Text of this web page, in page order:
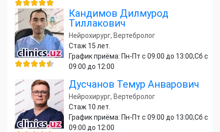
Кандимов Дилмурод
Тиллакович
Нейрохирург, Вертебролог
Стаж 15 лет.
График приёма: Пн-Пт с 09:00 до 13:00;Сб с
09:00 до 12:00
Дусчанов Темур Анварович
Нейрохирург, Вертебролог
Стаж 10 лет.
График приёма: Пн-Пт с 09:00 до 13:00;Сб с
09:00 до 12:00